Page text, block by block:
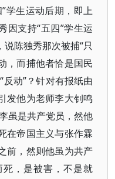
学生运动后期，即上
因支持“五四”学生运
陈独秀那次被捕“只
，而捕他者恰是国民
动”？针对有报纸由
发他为老师李大钊鸣
虽是共产党员，然他
在帝国主义与张作霖
前，然则他虽为共产
，是被害，不是就